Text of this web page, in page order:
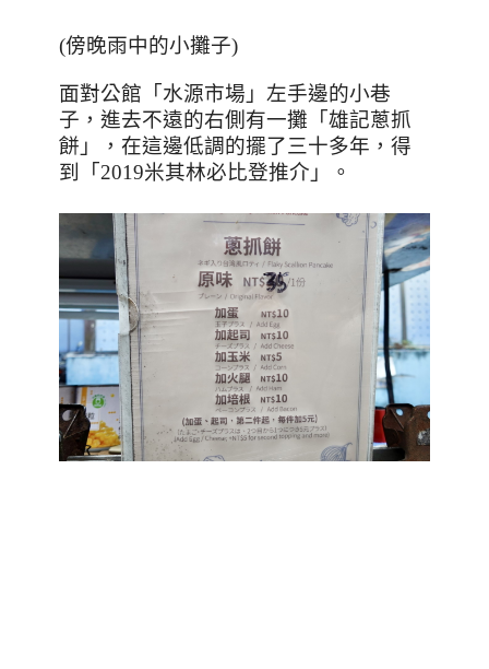
(傍晚雨中的小攤子)
面對公館「水源市場」左手邊的小巷
子，進去不遠的右側有一攤「雄記蔥抓
餅」，在這邊低調的擺了三十多年，得
到「 2019米其林必比登推介」。